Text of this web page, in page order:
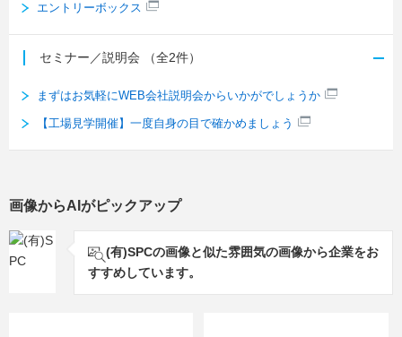
エントリーボックス
セミナー／説明会 （全2件）
まずはお気軽にWEB会社説明会からいかがでしょうか
【工場見学開催】一度自身の目で確かめましょう
画像からAIがピックアップ
(有)SPCの画像と似た雰囲気の画像から企業をお
すすめしています。